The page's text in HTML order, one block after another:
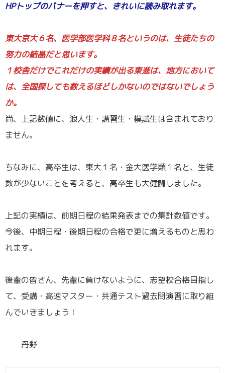
HPトップのバナーを押すと、きれいに読み取れます。
東大京大６名、医学部医学科８名というのは、生徒たちの
努力の結晶だと思います。
１校舎だけでこれだけの実績が出る東進は、地方において
は、全国探しても数えるほどしかないのではないでしょう
か。
尚、上記数値に、浪人生・講習生・模試生は含まれており
ません。
ちなみに、高卒生は、東大１名・金大医学類１名と、生徒
数が少ないことを考えると、高卒生も大健闘しました。
上記の実績は、前期日程の結果発表までの集計数値です。
今後、中期日程・後期日程の合格で更に増えるものと思わ
れます。
後輩の皆さん、先輩に負けないように、志望校合格目指し
て、受講・高速マスター・共通テスト過去問演習に取り組
んでいきましょう！
丹野